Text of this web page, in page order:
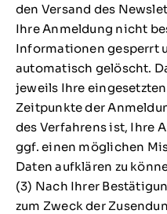
den Versand des
Ihre Anmeldung nicht
Informationen gesperrt
automatisch gelöscht.
jeweils Ihre
Zeitpunkte der
des Verfahrens ist, Ihre
ggf. einen möglichen
Daten aufklären zu
(3) Nach Ihrer
zum Zweck der